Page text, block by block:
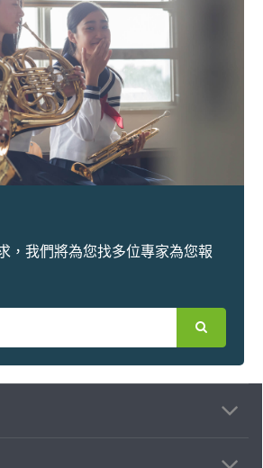
，我們將為您找多位專家為您報